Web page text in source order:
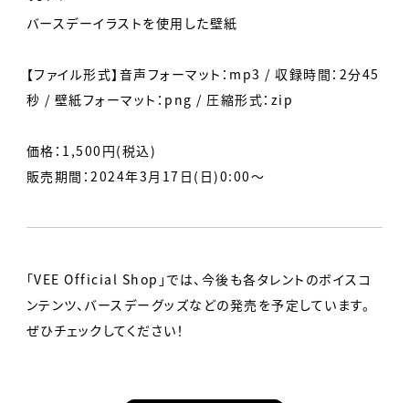
バースデーイラストを使用した壁紙
【ファイル形式】音声フォーマット：mp3 / 収録時間：2分45
秒 / 壁紙フォーマット：png / 圧縮形式：zip
価格：1,500円(税込)
販売期間：2024年3月17日(日)0:00～
「VEE Official Shop」では、今後も各タレントのボイスコ
ンテンツ、バースデーグッズなどの発売を予定しています。
ぜひチェックしてください！